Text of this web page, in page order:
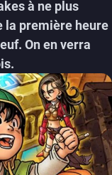
à ne plus
la première heure
On en verra